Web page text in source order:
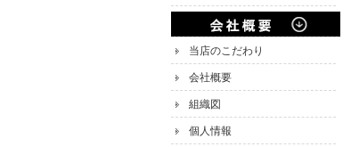
当店のこだわり
会社概要
組織図
個人情報